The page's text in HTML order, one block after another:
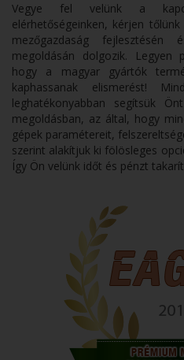
Vegye fel velünk a
elérhetőségeinken, kérjen
mezőgazdaság
megoldásán dolgozik. Legyen
hogy a magyar gyártók
kaphassanak elismerést!
leghatékonyabban segítsük
megoldásban, az által, hogy
gépek paramétereit,
szerint alakítjuk ki fölösleges
Így Ön velünk időt és pénzt